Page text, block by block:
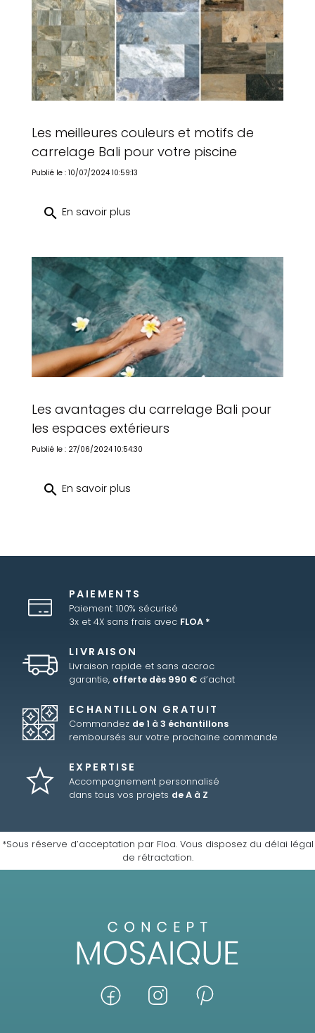
Les meilleures couleurs et motifs de
carrelage Bali pour votre piscine
Publié le : 10/07/2024 10:59:13
search En savoir plus
Les avantages du carrelage Bali pour
les espaces extérieurs
Publié le : 27/06/2024 10:54:30
search En savoir plus
PAIEMENTS
Paiement 100% sécurisé
3x et 4X sans frais avec FLOA *
LIVRAISON
Livraison rapide et sans accroc
garantie, offerte dès 990 € d’achat
ECHANTILLON GRATUIT
Commandez de 1 à 3 échantillons
remboursés sur votre prochaine commande
EXPERTISE
Accompagnement personnalisé
dans tous vos projets de A à Z
*Sous réserve d’acceptation par Floa. Vous disposez du délai légal
de rétractation.